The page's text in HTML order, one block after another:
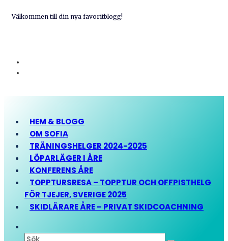
Välkommen till din nya favoritblogg!
HEM & BLOGG
OM SOFIA
TRÄNINGSHELGER 2024-2025
LÖPARLÄGER I ÅRE
KONFERENS ÅRE
TOPPTURSRESA – TOPPTUR OCH OFFPISTHELG
FÖR TJEJER, SVERIGE 2025
SKIDLÄRARE ÅRE – PRIVAT SKIDCOACHNING